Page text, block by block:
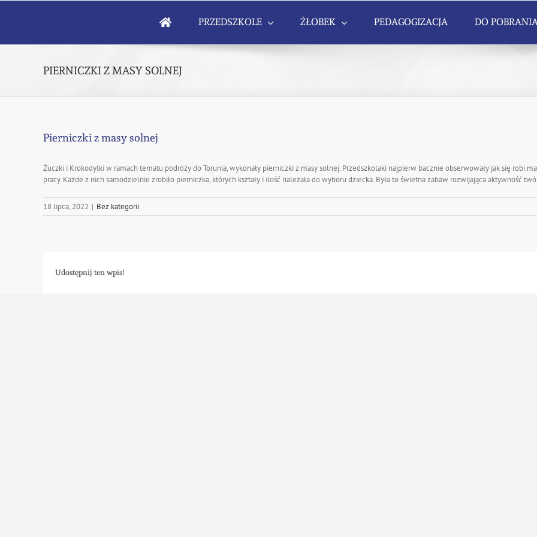
PRZEDSZKOLE ŻŁOBEK PEDAGOGIZACJA DO
PIERNICZKI Z MASY SOLNEJ
Pierniczki z masy solnej
Żuczki i Krokodylki w ramach tematu podróży do Torunia, wykonały pierniczki z masy solnej. Przedszkolaki najpierw bacznie obserwowały jak się robi
pracy. Każde z nich samodzielnie zrobiło pierniczka, których kształy i ilość należała do wyboru dziecka. Była to świetna zabaw rozwijająca aktywność
18 lipca, 2022 | Bez kategorii
Udostępnij ten wpis!